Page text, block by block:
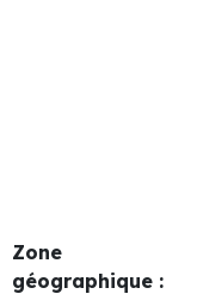
Zone
géographique :